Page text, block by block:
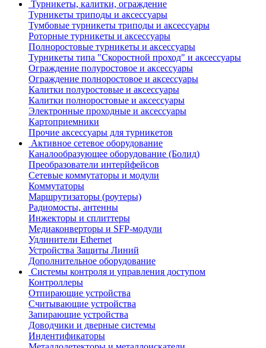
Турникеты, калитки, ограждение
Турникеты триподы и аксессуары
Тумбовые турникеты триподы и аксессуары
Роторные турникеты и аксессуары
Полноростовые турникеты и аксессуары
Турникеты типа "Скоростной проход" и аксессуары
Ограждение полуростовое и аксессуары
Ограждение полноростовое и аксессуары
Калитки полуростовые и аксессуары
Калитки полноростовые и аксессуары
Электронные проходные и аксессуары
Картоприемники
Прочие аксессуары для турникетов
Активное сетевое оборудование
Каналообразующее оборудование (Болид)
Преобразователи интерйфейсов
Сетевые коммутаторы и модули
Коммутаторы
Маршрутизаторы (роутеры)
Радиомосты, антенны
Инжекторы и сплиттеры
Медиаконверторы и SFP-модули
Удлинители Ethernet
Устройства Защиты Линий
Дополнительное оборудование
Системы контроля и управления доступом
Контроллеры
Отпирающие устройства
Считывающие устройства
Запирающие устройства
Доводчики и дверные системы
Индентификаторы